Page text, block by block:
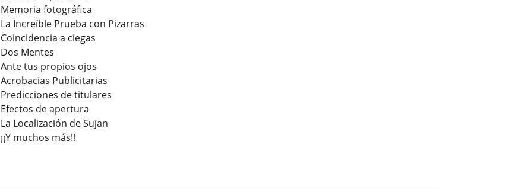
Memoria fotográfica
La Increíble Prueba con Pizarras
Coincidencia a ciegas
Dos Mentes
Ante tus propios ojos
Acrobacias Publicitarias
Predicciones de titulares
Efectos de apertura
La Localización de Sujan
¡¡Y muchos más!!